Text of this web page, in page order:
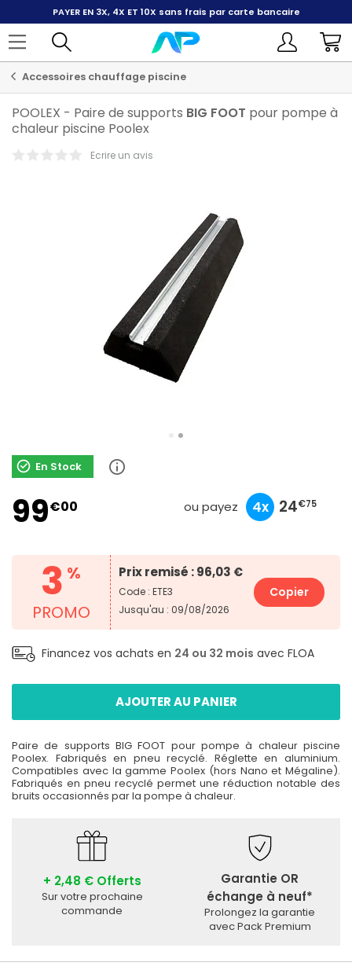
PAYER EN 3X, 4X ET 10X sans frais par carte bancaire
Accessoires chauffage piscine
POOLEX - Paire de supports BIG FOOT pour pompe à
chaleur piscine Poolex
Ecrire un avis
En Stock
99€00 ou payez
33€00 4x 24€75
9€90
3 %
PROMO
Prix remisé : 96,03 €
Code : ETE3
Jusqu'au : 09/08/2026
Copier
Financez vos achats en 24 ou 32 mois avec FLOA
AJOUTER AU PANIER
Paire de supports BIG FOOT pour pompe à chaleur piscine
Poolex. Fabriqués en pneu recyclé. Réglette en aluminium.
Compatibles avec la gamme Poolex (hors Nano et Mégaline).
Fabriqués en pneu recyclé permet une réduction notable des
bruits occasionnés par la pompe à chaleur.
+ 2,48 € Offerts
Sur votre prochaine
commande
Garantie OR
échange à neuf*
Prolongez la garantie
avec Pack Premium